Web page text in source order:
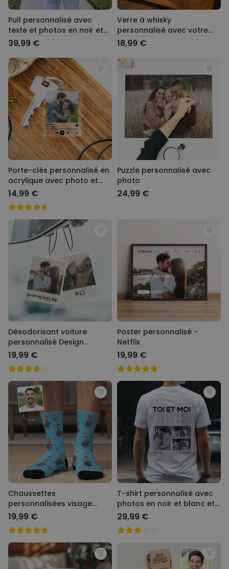
Pull personnalisé avec
texte et photos en noir et
blanc
39,99 €
Verre à whisky
personnalisé avec votre
écriture
18,99 €
Porte-clés personnalisé en
acrylique avec photo et
chanson
14,99 €
Puzzle personnalisé avec
photo
24,99 €
Désodorisant voiture
personnalisé Design
Polaroïd - Lot de 2
19,99 €
Poster personnalisé -
Netflix
19,99 €
Chaussettes
personnalisées visage
motif super-héros
19,99 €
T-shirt personnalisé avec
photos en noir et blanc et
texte
29,99 €